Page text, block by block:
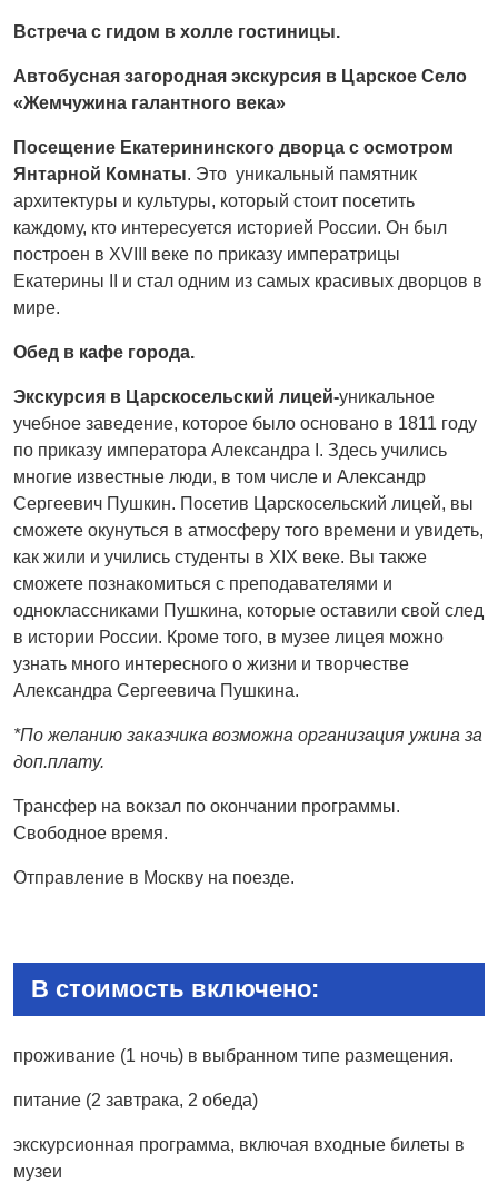
Встреча с гидом в холле гостиницы.
Автобусная загородная экскурсия в Царское Село
«Жемчужина галантного века»
Посещение Екатерининского дворца с осмотром
Янтарной Комнаты. Это уникальный памятник
архитектуры и культуры, который стоит посетить
каждому, кто интересуется историей России. Он был
построен в XVIII веке по приказу императрицы
Екатерины II и стал одним из самых красивых дворцов в
мире.
Обед в кафе города.
Экскурсия в Царскосельский лицей-уникальное
учебное заведение, которое было основано в 1811 году
по приказу императора Александра I. Здесь учились
многие известные люди, в том числе и Александр
Сергеевич Пушкин. Посетив Царскосельский лицей, вы
сможете окунуться в атмосферу того времени и увидеть,
как жили и учились студенты в XIX веке. Вы также
сможете познакомиться с преподавателями и
одноклассниками Пушкина, которые оставили свой след
в истории России. Кроме того, в музее лицея можно
узнать много интересного о жизни и творчестве
Александра Сергеевича Пушкина.
*По желанию заказчика возможна организация ужина за
доп.плату.
Трансфер на вокзал по окончании программы.
Свободное время.
Отправление в Москву на поезде.
В стоимость включено:
проживание (1 ночь) в выбранном типе размещения.
питание (2 завтрака, 2 обеда)
экскурсионная программа, включая входные билеты в
музеи